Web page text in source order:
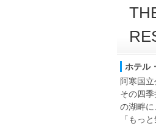
ホテル
阿寒国
その四
の湖畔に
「もっ